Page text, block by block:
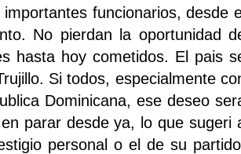
funcionarios, desde
No pierdan la oportunidad
hasta hoy cometidos. El pais
Si todos, especialmente
Dominicana, ese deseo
parar desde ya, lo que sugeri
personal o el de su